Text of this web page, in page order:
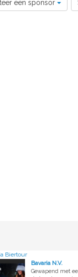
een sponsor
Biertour
Bavaria N.V.
Gewapend met